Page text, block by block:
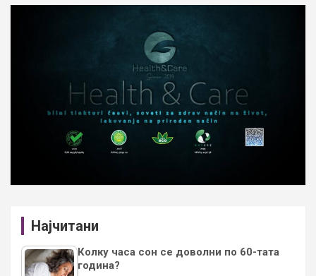
Најчитани
Колку часа сон се доволни по 60-тата
година?